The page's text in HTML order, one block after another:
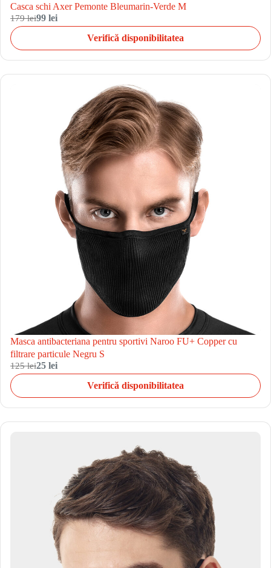
Casca schi Axer Pemonte Bleumarin-Verde M
179 lei99 lei
Verifică disponibilitatea
Masca antibacteriana pentru sportivi Naroo FU+ Copper cu
filtrare particule Negru S
125 lei25 lei
Verifică disponibilitatea